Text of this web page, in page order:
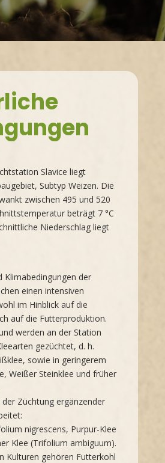
Slavice liegt
Subtyp Weizen. Die
zwischen 495 und 520
beträgt 7 °C
Niederschlag liegt
Klimabedingungen der
einen intensiven
im Hinblick auf die
auf die Futterproduktion.
werden an der Station
gezüchtet, d. h.
sowie in geringerem
Weißer Steinklee und früher
Züchtung ergänzender
nigrescens, Purpur-Klee
Klee (Trifolium ambiguum).
Kulturen gehören Futterkohl